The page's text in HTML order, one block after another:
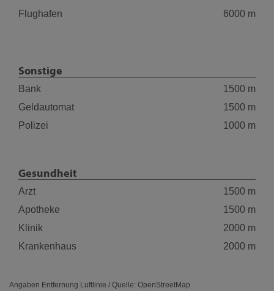
Flughafen 6000 m
Sonstige
Bank
1500 m
Geldautomat
1500 m
Polizei
1000 m
Gesundheit
Arzt
1500 m
Apotheke
1500 m
Klinik
2000 m
Krankenhaus
2000 m
Angaben Entfernung Luftlinie / Quelle: OpenStreetMap